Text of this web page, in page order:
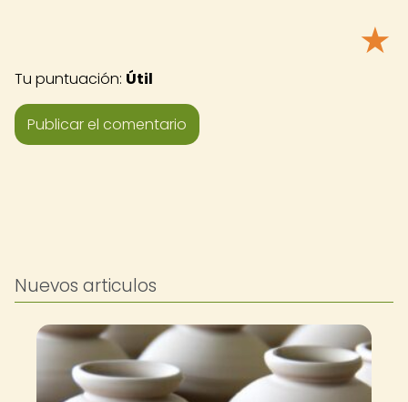
★
Tu puntuación: Útil
Nuevos articulos